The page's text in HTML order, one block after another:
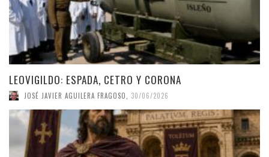
LEOVIGILDO: ESPADA, CETRO Y CORONA
JOSÉ JAVIER AGUILERA FRAGOSO, 30/06/2026